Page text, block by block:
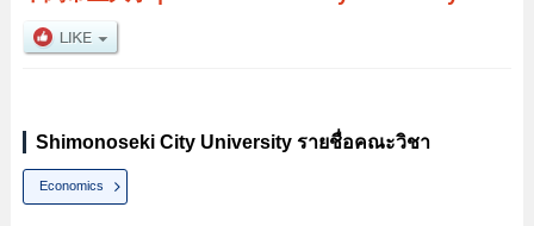
Shimonoseki City University รายชื่อคณะวิชา
Economics